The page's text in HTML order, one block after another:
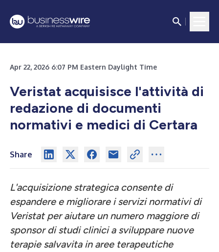
Apr 22, 2026 6:07 PM Eastern Daylight Time
Veristat acquisisce l'attività di
redazione di documenti
normativi e medici di Certara
Share
L'acquisizione strategica consente di
espandere e migliorare i servizi normativi di
Veristat per aiutare un numero maggiore di
sponsor di studi clinici a sviluppare nuove
terapie salvavita in aree terapeutiche